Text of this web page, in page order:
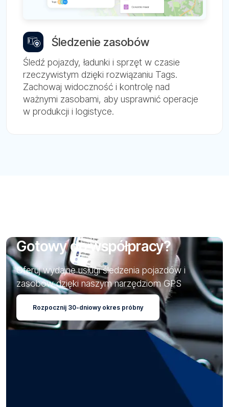
Śledzenie zasobów
Śledź pojazdy, ładunki i sprzęt w czasie
rzeczywistym dzięki rozwiązaniu Tags.
Zachowaj widoczność i kontrolę nad
ważnymi zasobami, aby usprawnić operacje
w produkcji i logistyce.
Gotowy do współpracy?
Oferuj wydajne usługi śledzenia pojazdów i
zasobów dzięki naszym narzędziom GPS
Rozpocznij 30-dniowy okres próbny